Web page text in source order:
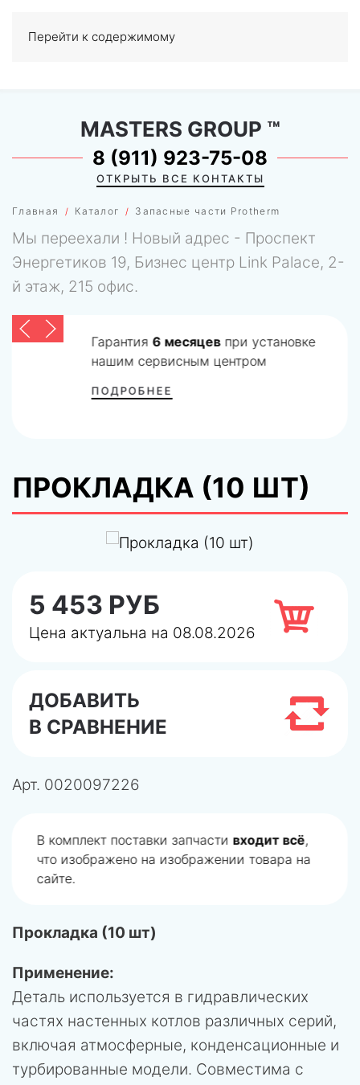
Перейти к содержимому
0
Главная Каталог Запасные части Protherm
MASTERS GROUP ™
8 (911) 923-75-08
ОТКРЫТЬ ВСЕ КОНТАКТЫ
Мы переехали ! Новый адрес - Проспект
Энергетиков 19, Бизнес центр Link Palace, 2-
й этаж, 215 офис.
Гарантия 6 месяцевпри установке
нашим сервисным центром
ПОДРОБНЕЕ
ПРОКЛАДКА (10 ШТ)
5 453 РУБ
Цена актуальна на 08.08.2026
ДОБАВИТЬ
В СРАВНЕНИЕ
Арт. 0020097226
В комплект поставки запчасти входит всё,
что изображено на изображении товара на
сайте.
Прокладка (10 шт)
Применение:
Деталь используется в гидравлических
частях настенных котлов различных серий,
включая атмосферные, конденсационные и
турбированные модели. Совместима с